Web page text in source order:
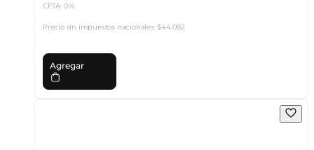
CFTA: 0%
Precio sin impuestos nacionales:$44.082
Agregar